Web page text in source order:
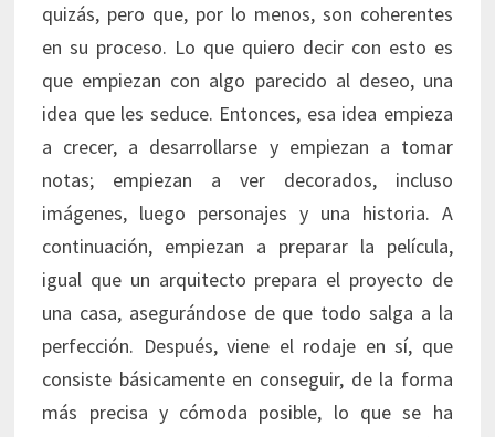
quizás, pero que, por lo menos, son coherentes
en su proceso. Lo que quiero decir con esto es
que empiezan con algo parecido al deseo, una
idea que les seduce. Entonces, esa idea empieza
a crecer, a desarrollarse y empiezan a tomar
notas; empiezan a ver decorados, incluso
imágenes, luego personajes y una historia. A
continuación, empiezan a preparar la película,
igual que un arquitecto prepara el proyecto de
una casa, asegurándose de que todo salga a la
perfección. Después, viene el rodaje en sí, que
consiste básicamente en conseguir, de la forma
más precisa y cómoda posible, lo que se ha